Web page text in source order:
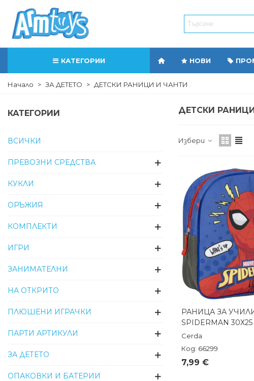
КАТЕГОРИИ НОВИ
Начало > ЗА ДЕТЕТО > ДЕТСКИ РАНИЦИ И ЧАНТИ
КАТЕГОРИИ
ВСИЧКИ
ПРЕВОЗНИ СРЕДСТВА
КУКЛИ
ОРЪЖИЯ
КОМПЛЕКТИ
ИГРИ
ЗАНИМАТЕЛНИ
НА ОТКРИТО
ПЛЮШЕНИ ИГРАЧКИ
ПАРТИ АРТИКУЛИ
ЗА ДЕТЕТО
ОПАКОВКИ И БАТЕРИИ
ДЕТСКИ
Избери
Бърз преглед
РАНИЦА ЗА
SPIDERMAN
Cerda
Код: 66299
7,99 €